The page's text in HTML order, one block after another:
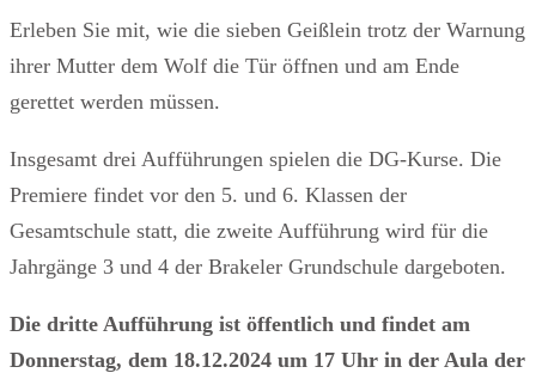
Erleben Sie mit, wie die sieben Geißlein trotz der Warnung
ihrer Mutter dem Wolf die Tür öffnen und am Ende
gerettet werden müssen.
Insgesamt drei Aufführungen spielen die DG-Kurse. Die
Premiere findet vor den 5. und 6. Klassen der
Gesamtschule statt, die zweite Aufführung wird für die
Jahrgänge 3 und 4 der Brakeler Grundschule dargeboten.
Die dritte Aufführung ist öffentlich und findet am
Donnerstag, dem 18.12.2024 um 17 Uhr in der Aula der